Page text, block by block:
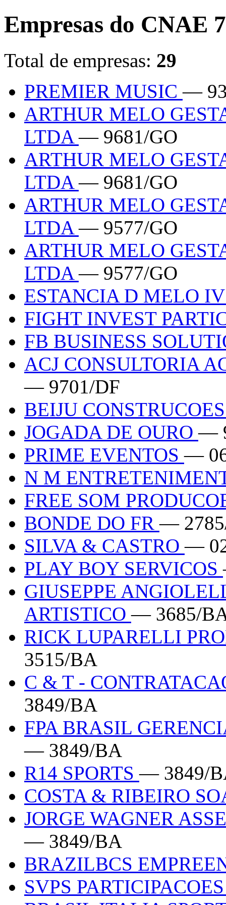
Empresas do CNAE
Total de empresas: 29
PREMIER MUSIC—
ARTHUR MELO
LTDA— 9681/GO
ARTHUR MELO
LTDA— 9681/GO
ARTHUR MELO
LTDA— 9577/GO
ARTHUR MELO
LTDA— 9577/GO
ESTANCIA D MELO
FIGHT INVEST
FB BUSINESS
ACJ CONSULTORIA
— 9701/DF
BEIJU
JOGADA DE OURO—
PRIME EVENTOS—
N M
FREE SOM
BONDE DO FR—
SILVA & CASTRO—
PLAY BOY SERVICOS
GIUSEPPE
ARTISTICO— 3685/
RICK LUPARELLI
3515/BA
C & T -
3849/BA
FPA BRASIL
— 3849/BA
R14 SPORTS— 3849/
COSTA & RIBEIRO
JORGE WAGNER
— 3849/BA
BRAZILBCS
SVPS